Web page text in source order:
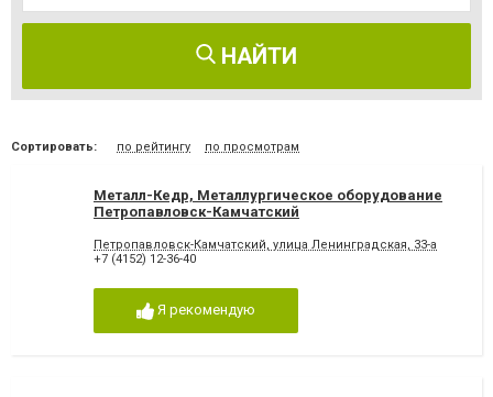
НАЙТИ
Сортировать: по рейтингу по просмотрам
Металл-Кедр, Металлургическое оборудование
Петропавловск-Камчатский
Петропавловск-Камчатский, улица Ленинградская, 33-а
+7 (4152) 12-36-40
Я рекомендую